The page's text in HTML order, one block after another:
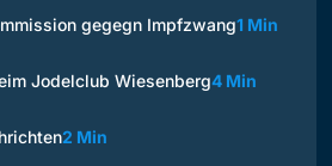
gegegn Impfzwang1 Min
Jodelclub Wiesenberg4 Min
2 Min